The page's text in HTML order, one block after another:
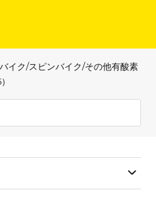
イク/スピンバイク/その他有酸素